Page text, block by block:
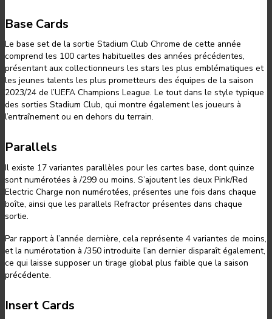
Base Cards
Le base set de la sortie Stadium Club Chrome de cette année
comprend les 100 cartes habituelles des années précédentes,
présentant aux collectionneurs les stars les plus emblématiques et
les jeunes talents les plus prometteurs des équipes de la saison
2023/24 de l’UEFA Champions League. Le tout dans le style typique
des sorties Stadium Club, qui montre également les joueurs à
l’entraînement ou en dehors du terrain.
Parallels
Il existe 17 variantes parallèles pour les cartes base, dont quinze
sont numérotées à /299 ou moins. S’ajoutent les deux Pink/Red
Electric Charge non numérotées, présentes une fois dans chaque
boîte, ainsi que les parallels Refractor présentes dans chaque
sortie.
Par rapport à l’année dernière, cela représente 4 variantes de moins,
et la numérotation à /350 introduite l’an dernier disparaît également,
ce qui laisse supposer un tirage global plus faible que la saison
précédente.
Insert Cards